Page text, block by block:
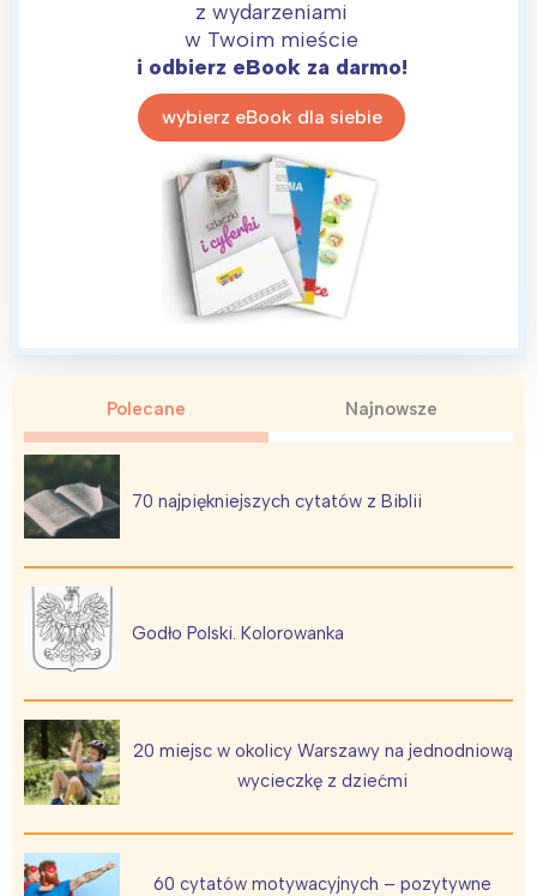
z wydarzeniami
w Twoim mieście
i odbierz eBook za darmo!
wybierz eBook dla siebie
Polecane Najnowsze
70 najpiękniejszych cytatów z Biblii
Godło Polski. Kolorowanka
20 miejsc w okolicy Warszawy na jednodniową
wycieczkę z dziećmi
60 cytatów motywacyjnych – pozytywne
Interesują mnie wydarzenia z
tego regionu:
Łódź
Trójmiasto
Poznań
Wrocław
Kraków
Północ